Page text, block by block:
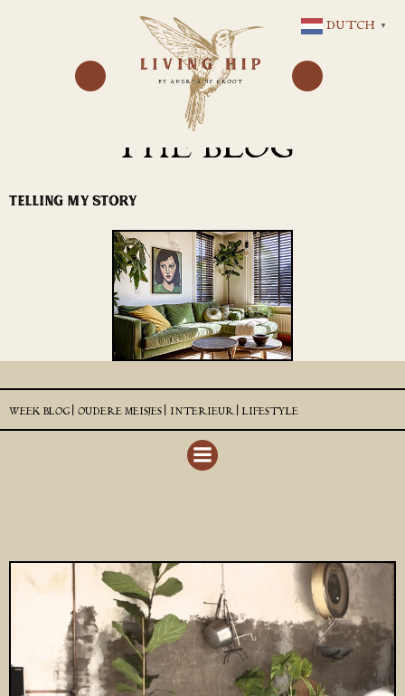
NAAR
DE
INHOUD
THE BLOG
TELLING MY STORY
WEEK BLOG | OUDERE MEISJES | INTERIEUR | LIFESTYLE
DUTCH ▼